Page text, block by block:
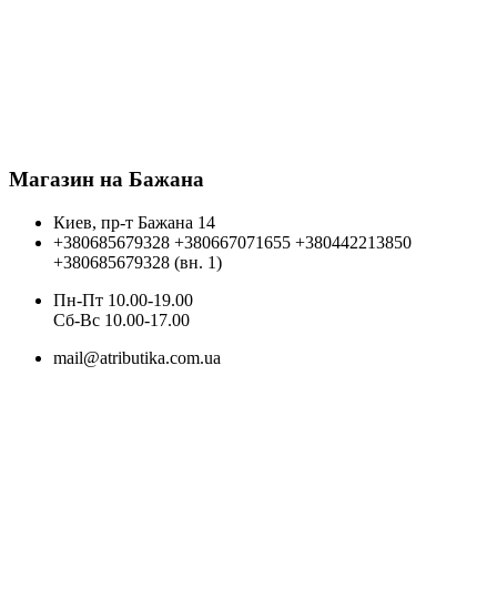
Магазин на Бажана
Киев, пр-т Бажана 14
+380685679328 +380667071655 +380442213850
+380685679328 (вн. 1)
Пн-Пт 10.00-19.00
Cб-Вс 10.00-17.00
mail@atributika.com.ua